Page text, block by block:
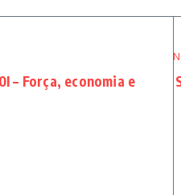
– Força, economia e